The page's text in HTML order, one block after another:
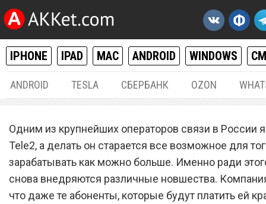
IPHONE IPAD MAC ANDROID WINDOWS
ANDROID TESLA СБЕРБАНК OZON
Сотовый оператор Tele2
запустил уникальный
тарифный план за 99
Одним из крупнейших операторов связи в России
Tele2, а делать он старается все возможное для
зарабатывать как можно больше. Именно ради
снова внедряются различные новшества.
что даже те абоненты, которые будут платить ей